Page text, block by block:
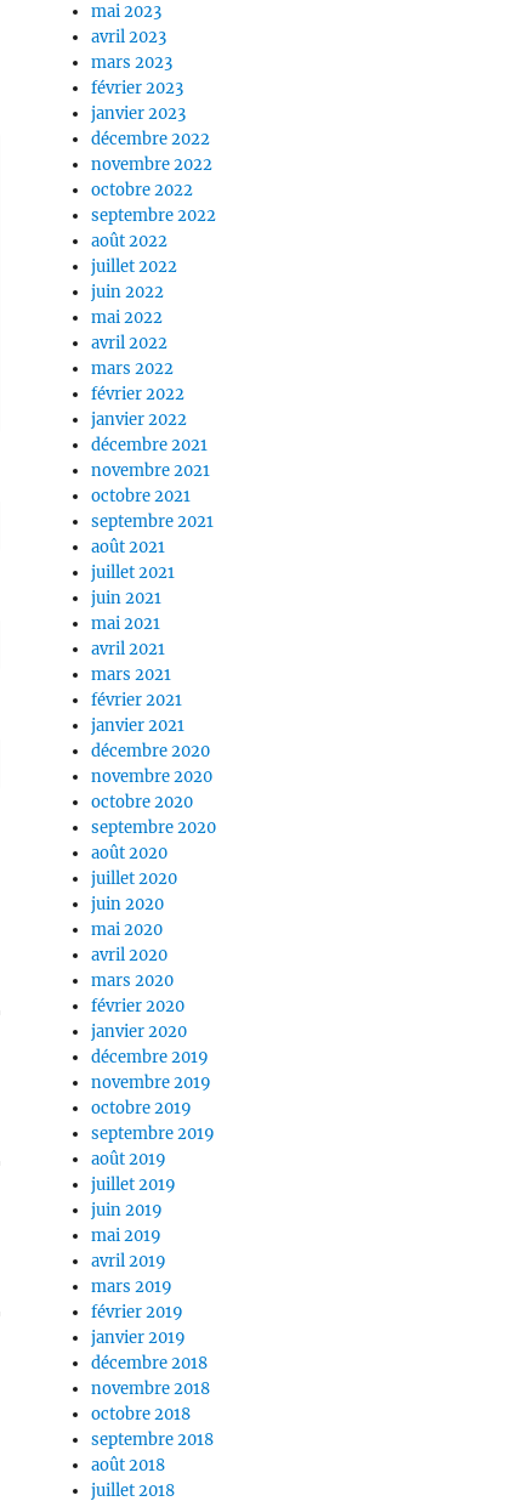
mai 2023
avril 2023
mars 2023
février 2023
janvier 2023
décembre 2022
novembre 2022
octobre 2022
septembre 2022
août 2022
juillet 2022
juin 2022
mai 2022
avril 2022
mars 2022
février 2022
janvier 2022
décembre 2021
novembre 2021
octobre 2021
septembre 2021
août 2021
juillet 2021
juin 2021
mai 2021
avril 2021
mars 2021
février 2021
janvier 2021
décembre 2020
novembre 2020
octobre 2020
septembre 2020
août 2020
juillet 2020
juin 2020
mai 2020
avril 2020
mars 2020
février 2020
janvier 2020
décembre 2019
novembre 2019
octobre 2019
septembre 2019
août 2019
juillet 2019
juin 2019
mai 2019
avril 2019
mars 2019
février 2019
janvier 2019
décembre 2018
novembre 2018
octobre 2018
septembre 2018
août 2018
juillet 2018